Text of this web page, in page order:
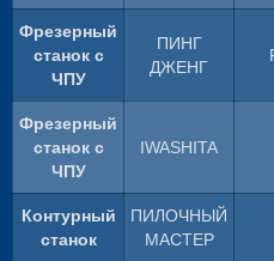
Фрезерный
станок с
ЧПУ
ПИНГ
ДЖЕНГ
Фрезерный
станок с
ЧПУ
IWASHITA
Контурный
станок
ПИЛОЧНЫЙ
МАСТЕР